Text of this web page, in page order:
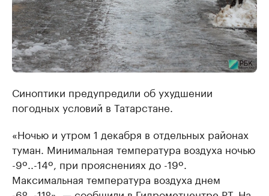
Синоптики предупредили об ухудшении
погодных условий в Татарстане.
«Ночью и утром 1 декабря в отдельных районах
туман. Минимальная температура воздуха ночью
-9º..-14º, при прояснениях до -19º.
Максимальная температура воздуха днем